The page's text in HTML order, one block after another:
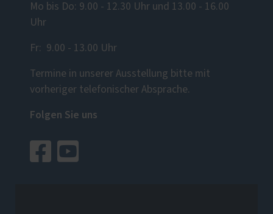
Mo bis Do: 9.00 - 12.30 Uhr und 13.00 - 16.00
Uhr
Fr: 9.00 - 13.00 Uhr
Termine in unserer Ausstellung bitte mit
vorheriger telefonischer Absprache.
Folgen Sie uns